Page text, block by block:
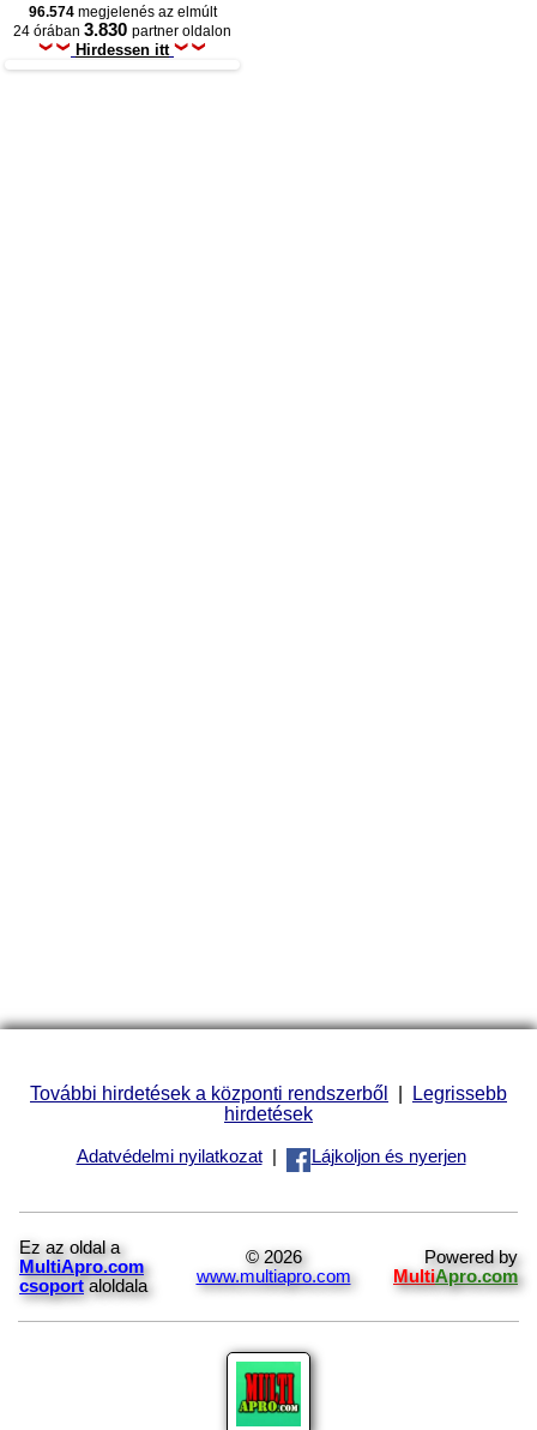
96.574megjelenés az elmúlt
24 órában 3.830 partner oldalon
Hirdessen itt
További hirdetések a központi rendszerből | Legrissebb
hirdetések
Adatvédelmi nyilatkozat| Lájkoljon és nyerjen
Ez az oldal a
MultiApro.com
csoport aloldala
© 2026
www.multiapro.com
Powered by
MultiApro.com